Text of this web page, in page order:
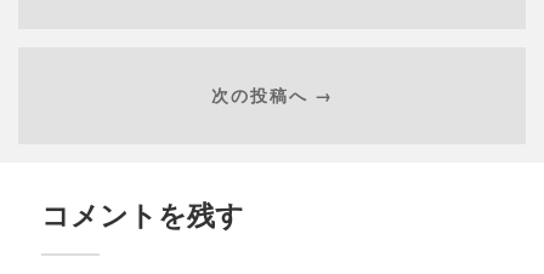
次の投稿へ →
コメントを残す